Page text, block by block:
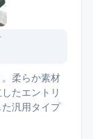
柔らか素材
たエントリ
汎用タイプ